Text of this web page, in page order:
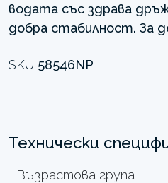
водата със здрава
добра стабилност. За
SKU 58546NP
Технически
Възрастова група